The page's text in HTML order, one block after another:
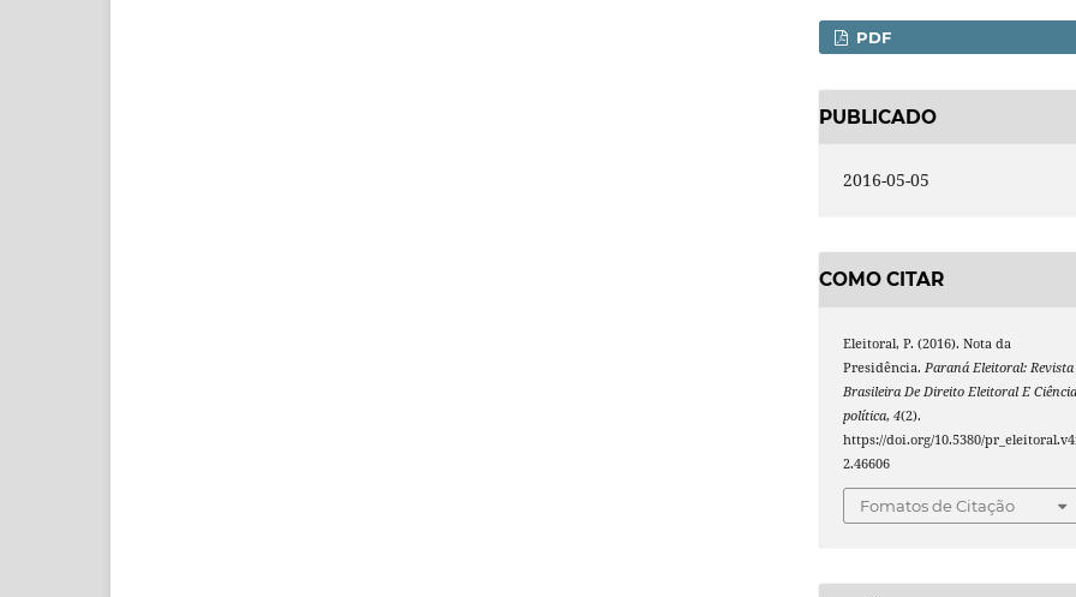
PDF
PUBLICADO
2016-05-05
COMO CITAR
Eleitoral, P. (2016). Nota da
Presidência. Paraná Eleitoral: Revista
Brasileira De Direito Eleitoral E
política,4(2).
https://doi.org/10.5380/
2.46606
Fomatos de Citação